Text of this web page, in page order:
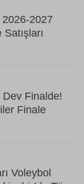
2026-2027
Dev Finalde!
Finale
Voleybol